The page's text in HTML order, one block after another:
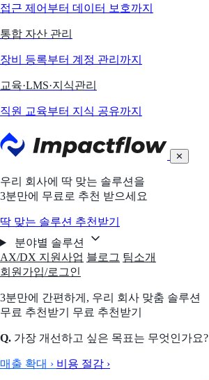
접근 제어부터 데이터 보호까지
통합 자산 관리
장비 등록부터 계정 관리까지
교육·LMS·지식관리
직원 교육부터 지식 공유까지
✕
우리 회사에 딱 맞는 솔루션을
3분만에 무료로 추천 받으세요
딱 맞는 솔루션 추천받기
분야별 솔루션
AX/DX 지원사업 블로그 팀소개
회원가입/로그인
3분만에 간편하게, 우리 회사 맞춤 솔루션
무료 추천받기
무료 추천받기
Q. 가장 개선하고 싶은 목표는 무엇인가요?
매출 확대 › 비용 절감 ›